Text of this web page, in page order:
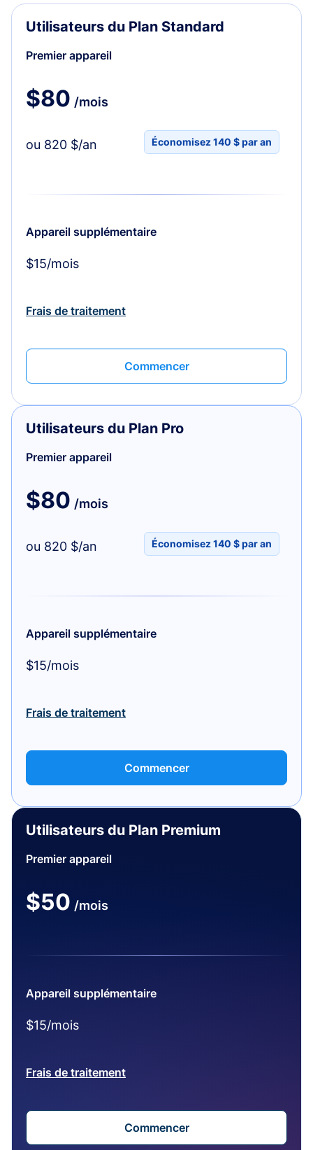
Utilisateurs du Plan Standard
Premier appareil
$80 /mois
ou 820 $/an Économisez 140 $ par an
Appareil supplémentaire
$15/mois
Frais de traitement
Commencer
Utilisateurs du Plan Pro
Premier appareil
$80 /mois
ou 820 $/an Économisez 140 $ par an
Appareil supplémentaire
$15/mois
Frais de traitement
Commencer
Utilisateurs du Plan Premium
Premier appareil
$50 /mois
Appareil supplémentaire
$15/mois
Frais de traitement
Commencer